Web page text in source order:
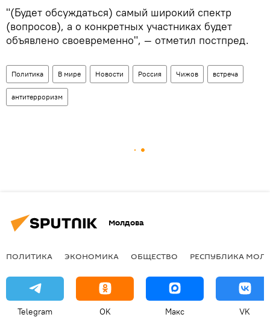
"(Будет обсуждаться) самый широкий спектр
(вопросов), а о конкретных участниках будет
объявлено своевременно", — отметил постпред.
Политика В мире Новости Россия Чижов встреча
антитерроризм
Молдова
ПОЛИТИКА ЭКОНОМИКА ОБЩЕСТВО РЕСПУБЛИКА
Telegram OK Макс VK